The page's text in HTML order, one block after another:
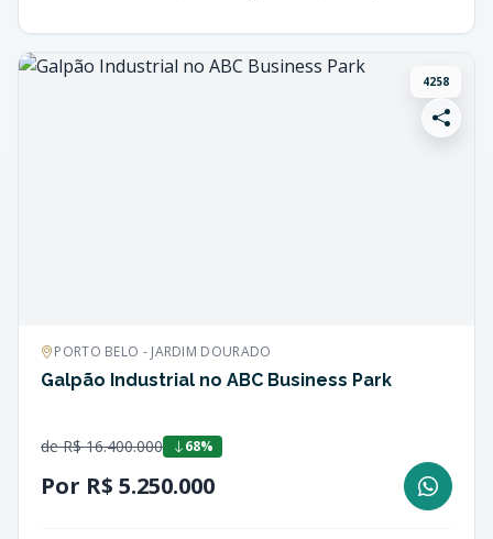
4258
PORTO BELO - JARDIM DOURADO
Galpão Industrial no ABC Business Park
de R$ 16.400.000 68%
Por R$ 5.250.000